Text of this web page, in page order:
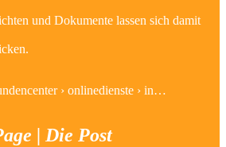
und Dokumente lassen sich damit
› onlinedienste › in…
| Die Post